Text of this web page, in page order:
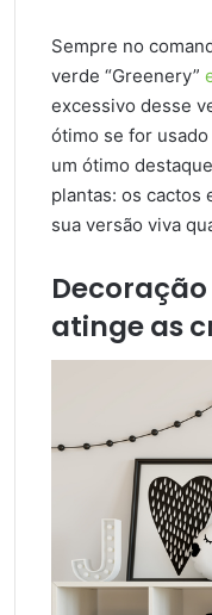
Sempre no
verde “Greenery”
excessivo desse
ótimo se for
um ótimo
plantas: os cactos
sua versão viva
atinge as